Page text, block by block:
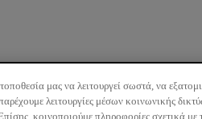
μας να λειτουργεί σωστά, να
λειτουργίες μέσων κοινωνικής
κοινοποιούμε πληροφορίες σχετικά με